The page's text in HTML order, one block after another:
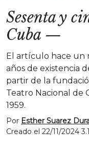
Sesenta y
Cuba —
El artículo hace un
años de existencia
partir de la
Teatro Nacional de
1959.
Por Esther Suarez
Creado el 22/11/2024